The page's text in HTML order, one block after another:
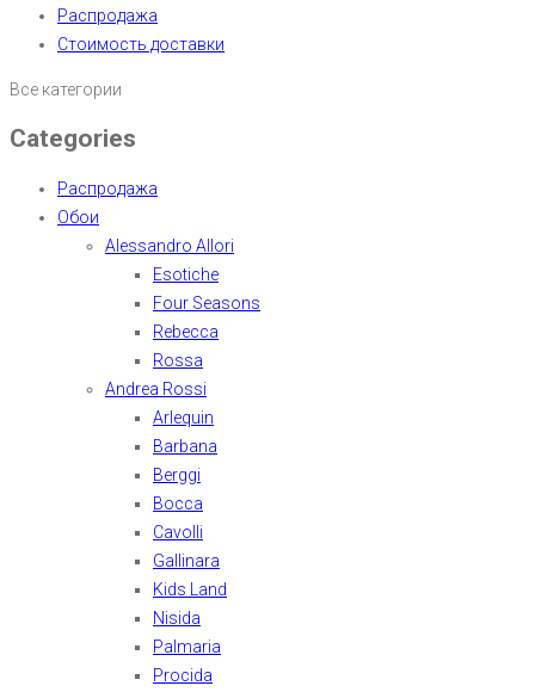
Распродажа
Стоимость доставки
Все категории
Categories
Распродажа
Обои
Alessandro Allori
Esotiche
Four Seasons
Rebecca
Rossa
Andrea Rossi
Arlequin
Barbana
Berggi
Bocca
Cavolli
Gallinara
Kids Land
Nisida
Palmaria
Procida